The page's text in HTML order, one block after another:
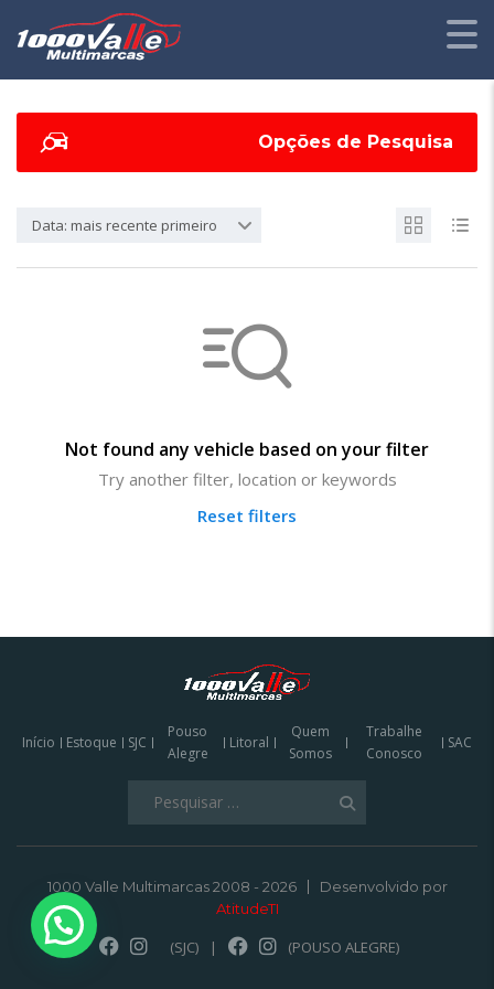
Opções de Pesquisa
Data: mais recente primeiro
Not found any vehicle based on your filter
Try another filter, location or keywords
Reset filters
Início Estoque SJC
Pouso
Alegre
Litoral
Quem
Somos
Trabalhe
Conosco
SAC
1000 Valle Multimarcas 2008 - 2026
Desenvolvido por
AtitudeTI
(SJC) | (POUSO ALEGRE)